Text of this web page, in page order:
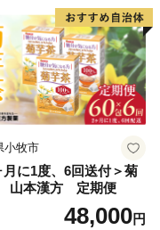
小牧市
月に1度、6回送付＞菊
山本漢方 定期便
48,000円